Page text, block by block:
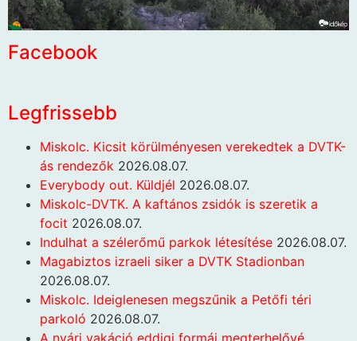
Facebook
Legfrissebb
Miskolc. Kicsit körülményesen verekedtek a DVTK-
ás rendezők 2026.08.07.
Everybody out. Küldjél 2026.08.07.
Miskolc-DVTK. A kaftános zsidók is szeretik a
focit 2026.08.07.
Indulhat a szélerőmű parkok létesítése 2026.08.07.
Magabiztos izraeli siker a DVTK Stadionban
2026.08.07.
Miskolc. Ideiglenesen megszűnik a Petőfi téri
parkoló 2026.08.07.
A nyári vakáció eddigi formái megterhelővé,